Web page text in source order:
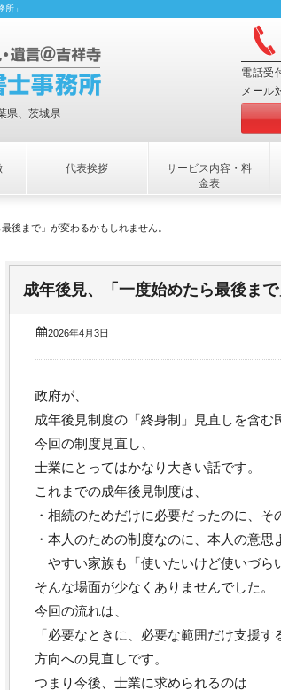
」
県、茨城県
電話受
メール
代表挨拶
サービス内容・料
金表
後まで」が変わるかもしれません。
成年後見、「一度始めたら最後ま
2026年4月3日
政府が、
成年後見制度の「終身制」見直しを含む
今回の制度見直し、
士業にとってはかなり大きい話です。
これまでの成年後見制度は、
・相続のためだけに必要だったのに、そ
・本人のための制度なのに、本人の意
やすい家族も「使いたいけど使いづら
そんな場面が少なくありませんでした。
今回の流れは、
「必要なときに、必要な範囲だけ支援す
方向への見直しです。
つまり今後、士業に求められるのは